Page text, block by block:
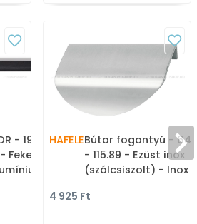
- 19
HAFELEBútor fogantyú - 64
- 115.89 - Ezüst inox
(szálcsiszolt) - Inox /
Bútorajtó élére
4 925 Ft